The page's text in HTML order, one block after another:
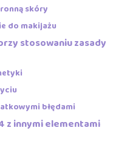
skóry
do makijażu
stosowaniu zasady
błędami
z innymi elementami